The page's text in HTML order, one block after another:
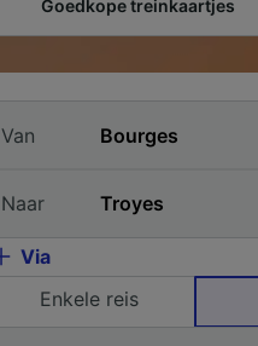
Goedkope treinkaartjes
Van
Naar
Via
Enkele reis